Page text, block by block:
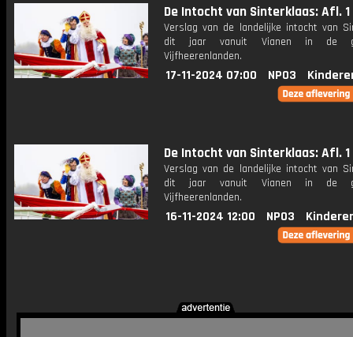
De Intocht van Sinterklaas: Afl. 1
Verslag van de landelijke intocht van
dit jaar vanuit Vianen in de
Vijfheerenlanden.
17-11-2024 07:00 NPO3
De Intocht van Sinterklaas: Afl. 1
Verslag van de landelijke intocht van
dit jaar vanuit Vianen in de
Vijfheerenlanden.
16-11-2024 12:00 NPO3